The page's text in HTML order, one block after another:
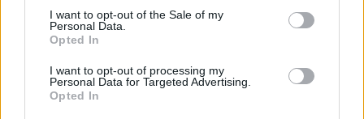
consent section.
I want to opt-out of the Sale of my
Personal Data.
Opted In
I want to opt-out of processing my
Personal Data for Targeted Advertising.
Opted In
A Ubisoft elindította az őszi vásárát, rengeteg játékát
leakciózta
Ha kihagytátok a legutóbbi Far Cryt, Ghost Recont vagy a
The Division 2-t, akkor most érdemes lecsapnotok rájuk.